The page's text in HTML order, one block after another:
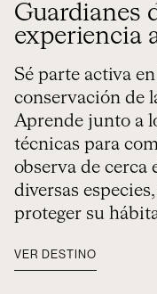
Guardianes
experiencia
Sé parte activa
conservación de
Aprende junto a
técnicas para
observa de cerca
diversas
proteger su
VER DESTINO